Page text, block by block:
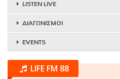
LISTEN LIVE
ΔΙΑΓΩΝΙΣΜΟΙ
EVENTS
LIFE FM 88